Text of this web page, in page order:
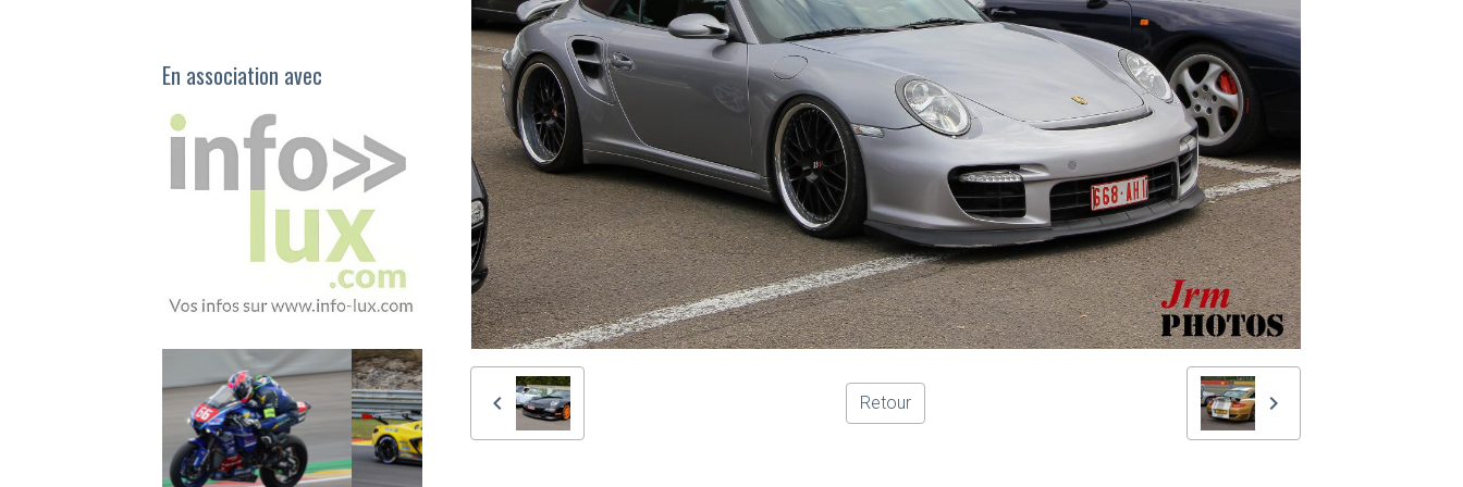
Retour
En association avec